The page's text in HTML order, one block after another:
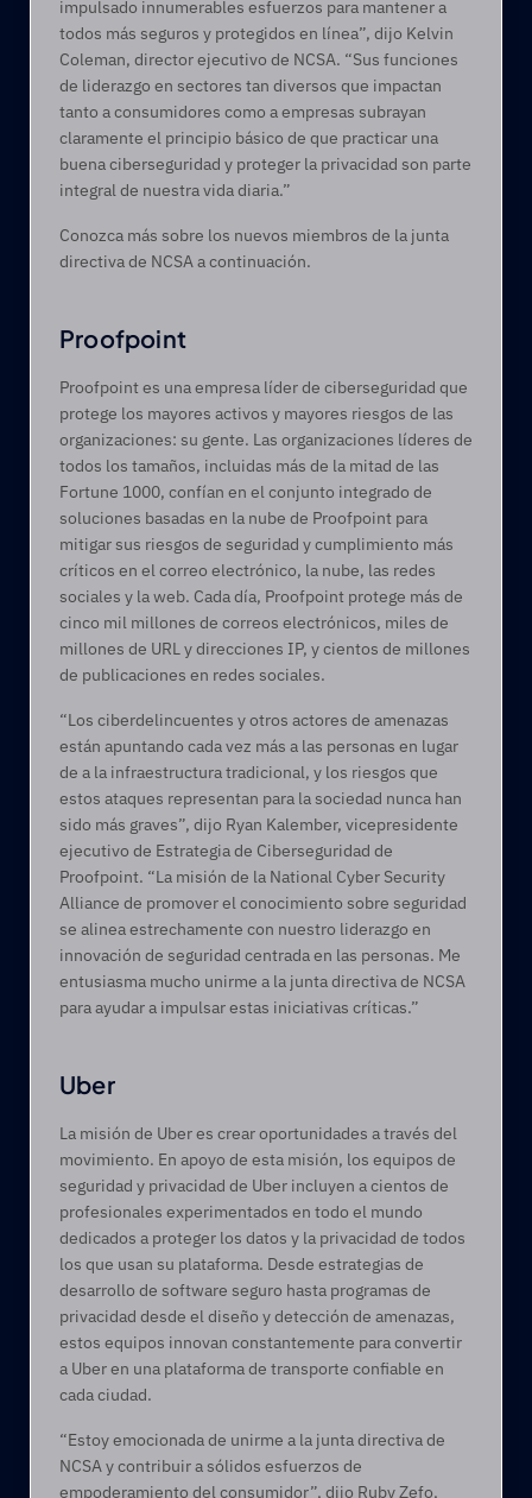
impulsado innumerables esfuerzos para mantener a
todos más seguros y protegidos en línea”, dijo Kelvin
Coleman, director ejecutivo de NCSA. “Sus funciones
de liderazgo en sectores tan diversos que impactan
tanto a consumidores como a empresas subrayan
claramente el principio básico de que practicar una
buena ciberseguridad y proteger la privacidad son parte
integral de nuestra vida diaria.”
Conozca más sobre los nuevos miembros de la junta
directiva de NCSA a continuación.
Proofpoint
Proofpoint es una empresa líder de ciberseguridad que
protege los mayores activos y mayores riesgos de las
organizaciones: su gente. Las organizaciones líderes de
todos los tamaños, incluidas más de la mitad de las
Fortune 1000, confían en el conjunto integrado de
soluciones basadas en la nube de Proofpoint para
mitigar sus riesgos de seguridad y cumplimiento más
críticos en el correo electrónico, la nube, las redes
sociales y la web. Cada día, Proofpoint protege más de
cinco mil millones de correos electrónicos, miles de
millones de URL y direcciones IP, y cientos de millones
de publicaciones en redes sociales.
“Los ciberdelincuentes y otros actores de amenazas
están apuntando cada vez más a las personas en lugar
de a la infraestructura tradicional, y los riesgos que
estos ataques representan para la sociedad nunca han
sido más graves”, dijo Ryan Kalember, vicepresidente
ejecutivo de Estrategia de Ciberseguridad de
Proofpoint. “La misión de la National Cyber Security
Alliance de promover el conocimiento sobre seguridad
se alinea estrechamente con nuestro liderazgo en
innovación de seguridad centrada en las personas. Me
entusiasma mucho unirme a la junta directiva de NCSA
para ayudar a impulsar estas iniciativas críticas.”
Uber
La misión de Uber es crear oportunidades a través del
movimiento. En apoyo de esta misión, los equipos de
seguridad y privacidad de Uber incluyen a cientos de
profesionales experimentados en todo el mundo
dedicados a proteger los datos y la privacidad de todos
los que usan su plataforma. Desde estrategias de
desarrollo de software seguro hasta programas de
privacidad desde el diseño y detección de amenazas,
estos equipos innovan constantemente para convertir
a Uber en una plataforma de transporte confiable en
cada ciudad.
“Estoy emocionada de unirme a la junta directiva de
NCSA y contribuir a sólidos esfuerzos de
empoderamiento del consumidor”, dijo Ruby Zefo,